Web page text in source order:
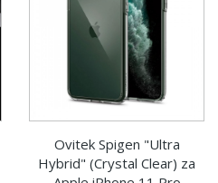
Ovitek Spigen "Ultra
Hybrid" (Crystal Clear) za